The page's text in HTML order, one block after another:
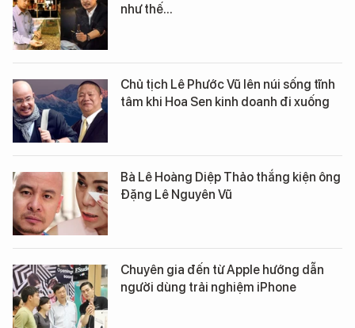
như thế...
Chủ tịch Lê Phước Vũ lên núi sống tĩnh
tâm khi Hoa Sen kinh doanh đi xuống
Bà Lê Hoàng Diệp Thảo thắng kiện ông
Đặng Lê Nguyên Vũ
Chuyên gia đến từ Apple hướng dẫn
người dùng trải nghiệm iPhone